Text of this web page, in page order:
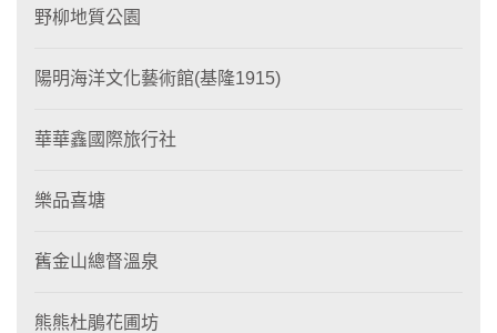
野柳地質公園
陽明海洋文化藝術館(基隆1915)
華華鑫國際旅行社
樂品喜塘
舊金山總督溫泉
熊熊杜鵑花圃坊